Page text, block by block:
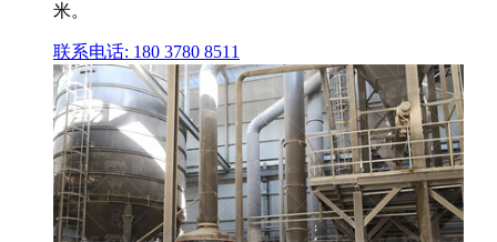
米。
联系电话: 180 3780 8511